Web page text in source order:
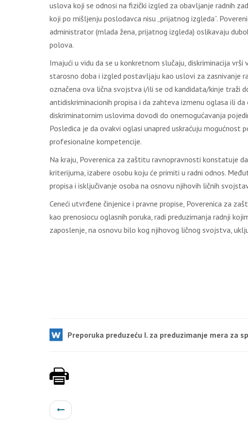
uslova koji se odnosi na fizički izgled za obavljanje radnih
koji po mišljenju poslodavca nisu „prijatnog izgleda”.
administrator (mlada žena, prijatnog izgleda) oslikavaju
polova.
Imajući u vidu da se u konkretnom slučaju, diskriminacija
starosno doba i izgled postavljaju kao uslovi za zasnivanje
označena ova lična svojstva i/ili se od kandidata/kinje traži
antidiskriminacionih propisa i da zahteva izmenu oglasa ili
diskriminatornim uslovima dovodi do onemogućavanja
Posledica je da ovakvi oglasi unapred uskraćuju
profesionalne kompetencije.
Na kraju, Poverenica za zaštitu ravnopravnosti konstatuje
kriterijuma, izabere osobu koju će primiti u radni odnos.
propisa i isključivanje osoba na osnovu njihovih ličnih
Ceneći utvrđene činjenice i pravne propise, Poverenica za
kao prenosiocu oglasnih poruka, radi preduzimanja radnji
zaposlenje, na osnovu bilo kog njihovog ličnog svojstva,
Preporuka preduzeću I. za preduzimanje mera za